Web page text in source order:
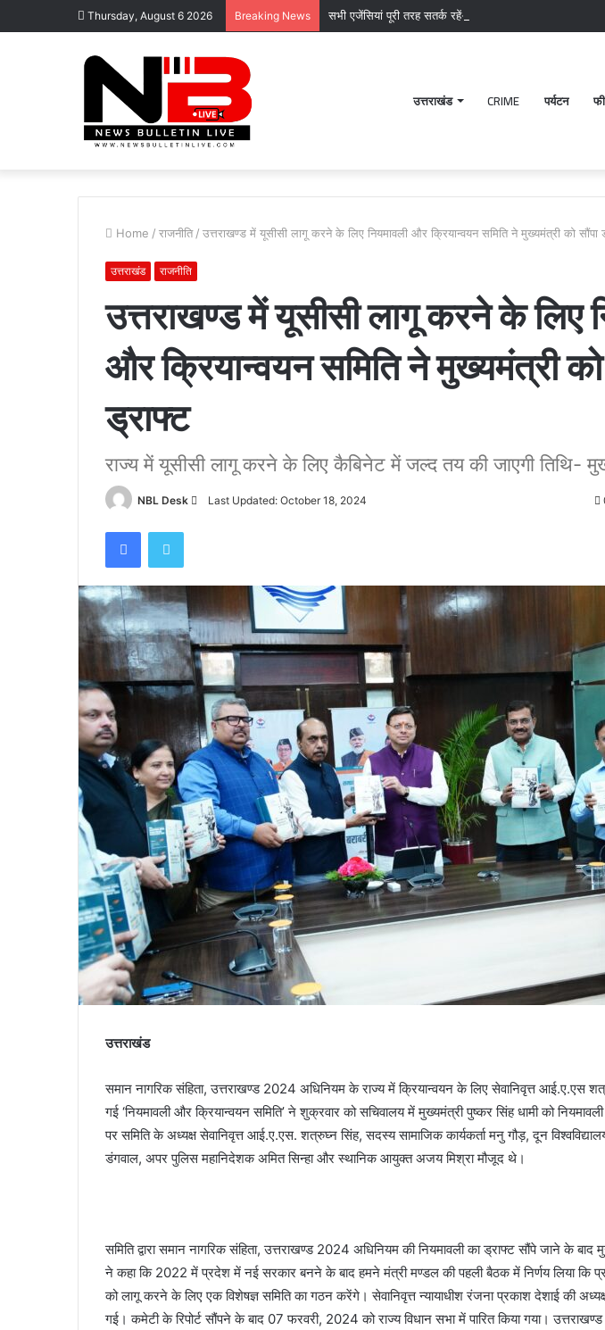
Thursday, August 6 2026 Breaking News सभी एजेंसियां पूरी तरह सतर्क रहें- सीएम
उत्तराखंड CRIME पर्यटन
Home / राजनीति / उत्तराखण्ड में यूसीसी लागू करने के लिए नियमावली और क्रियान्वयन समिति ने मुख्यमंत्री को सौंपा
उत्तराखंड राजनीति
उत्तराखण्ड में यूसीसी लागू करने के लिए
और क्रियान्वयन समिति ने मुख्यमंत्री
ड्राफ्ट
राज्य में यूसीसी लागू करने के लिए कैबिनेट में जल्द तय की जाएगी तिथि-
NBL Desk
Send
Last Updated: October 18, 2024
FacebookTwitter
उत्तराखंड
समान नागरिक संहिता, उत्तराखण्ड 2024 अधिनियम के राज्य में क्रियान्वयन के लिए सेवानिवृत्त आई.ए.एस
गई ‘नियमावली और क्रियान्वयन समिति’ ने शुक्रवार को सचिवालय में मुख्यमंत्री पुष्कर सिंह धामी को
पर समिति के अध्यक्ष सेवानिवृत्त आई.ए.एस. शत्रुघ्न सिंह, सदस्य सामाजिक कार्यकर्ता मनु गौड़, दून
डंगवाल, अपर पुलिस महानिदेशक अमित सिन्हा और स्थानिक आयुक्त अजय मिश्रा मौजूद थे।
समिति द्वारा समान नागरिक संहिता, उत्तराखण्ड 2024 अधिनियम की नियमावली का ड्राफ्ट सौंपे जाने के बाद
ने कहा कि 2022 में प्रदेश में नई सरकार बनने के बाद हमने मंत्री मण्डल की पहली बैठक में निर्णय लिया कि
को लागू करने के लिए एक विशेषज्ञ समिति का गठन करेंगे। सेवानिवृत्त न्यायाधीश रंजना प्रकाश देशाई की
गई। कमेटी के रिपोर्ट सौंपने के बाद 07 फरवरी, 2024 को राज्य विधान सभा में पारित किया गया।